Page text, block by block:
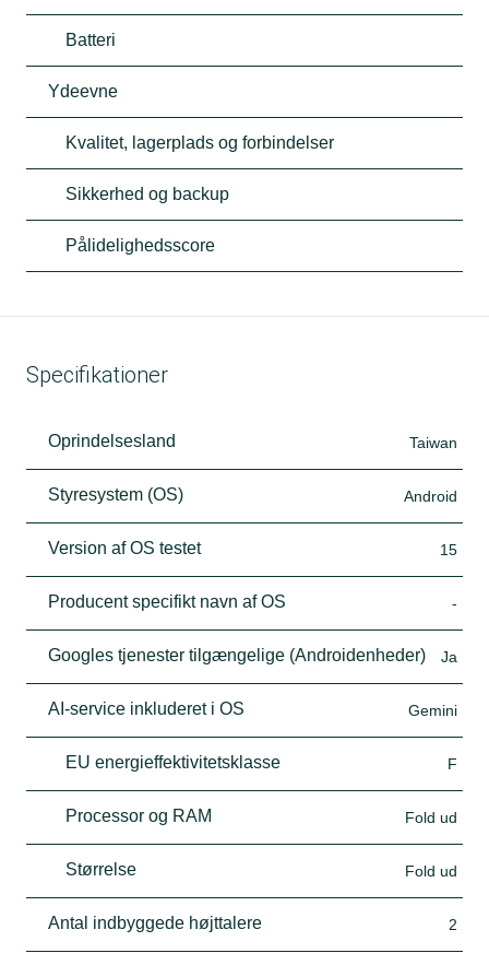
Batteri
Ydeevne
Kvalitet, lagerplads og forbindelser
Sikkerhed og backup
Pålidelighedsscore
Specifikationer
Oprindelsesland Taiwan
Styresystem (OS) Android
Version af OS testet 15
Producent specifikt navn af OS -
Googles tjenester tilgængelige (Androidenheder) Ja
AI-service inkluderet i OS Gemini
EU energieffektivitetsklasse F
Processor og RAM Fold ud
Størrelse Fold ud
Antal indbyggede højttalere 2